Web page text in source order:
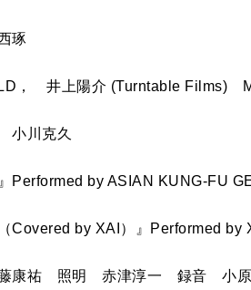
琢
， 井上陽介 (Turntable Films)
小川克久
Performed by ASIAN KUNG-FU
Covered by XAI）』Performed by
康祐 照明 赤津淳一 録音 小